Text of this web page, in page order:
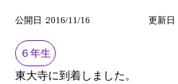
公開日 2016/11/16 更新日
６年生
東大寺に到着しました。